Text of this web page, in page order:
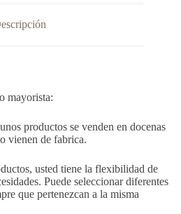
mayorista:
productos se venden en docenas
vienen de fabrica.
usted tiene la flexibilidad de
Puede seleccionar diferentes
que pertenezcan a la misma